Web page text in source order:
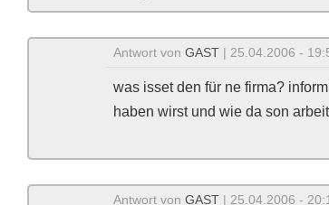
Antwort von GAST | 25.04.2006 -
was isset den für ne firma?
haben wirst und wie da son
Antwort von GAST | 25.04.2006 -